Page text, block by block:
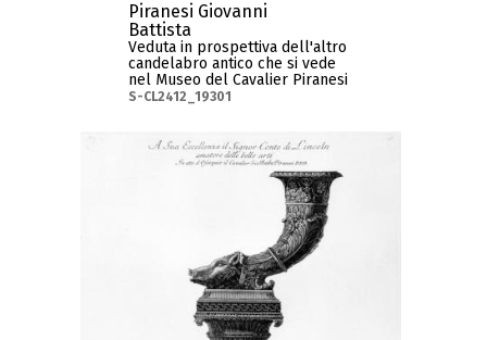
Piranesi Giovanni
Battista
Veduta in prospettiva dell'altro
candelabro antico che si vede
nel Museo del Cavalier Piranesi
S-CL2412_19301